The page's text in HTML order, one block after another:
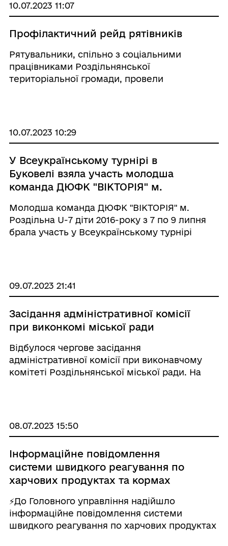
10.07.2023 11:07
Профілактичний рейд рятівників
Рятувальники, спільно з соціальними
працівниками Роздільнянської
територіальної громади, провели
основні правила пожежної безпеки в побуті;
10.07.2023 10:29
У Всеукраїнському турнірі в
Буковелі взяла участь молодша
команда ДЮФК "ВІКТОРІЯ" м.
Молодша команда ДЮФК "ВІКТОРІЯ" м.
Роздiльна U-7 діти 2016-року з 7 по 9 липня
брала участь у Всеукраїнському турнірі
09.07.2023 21:41
Засідання адміністративної комісії
при виконкомі міської ради
Відбулося чергове засідання
адміністративної комісії при виконавчому
комітеті Роздільнянської міської ради. На
законодавством України. ...
08.07.2023 15:50
Інформаційне повідомлення
системи швидкого реагування по
харчових продуктах та кормах
⚡️До Головного управління надійшло
інформаційне повідомлення системи
швидкого реагування по харчових продуктах